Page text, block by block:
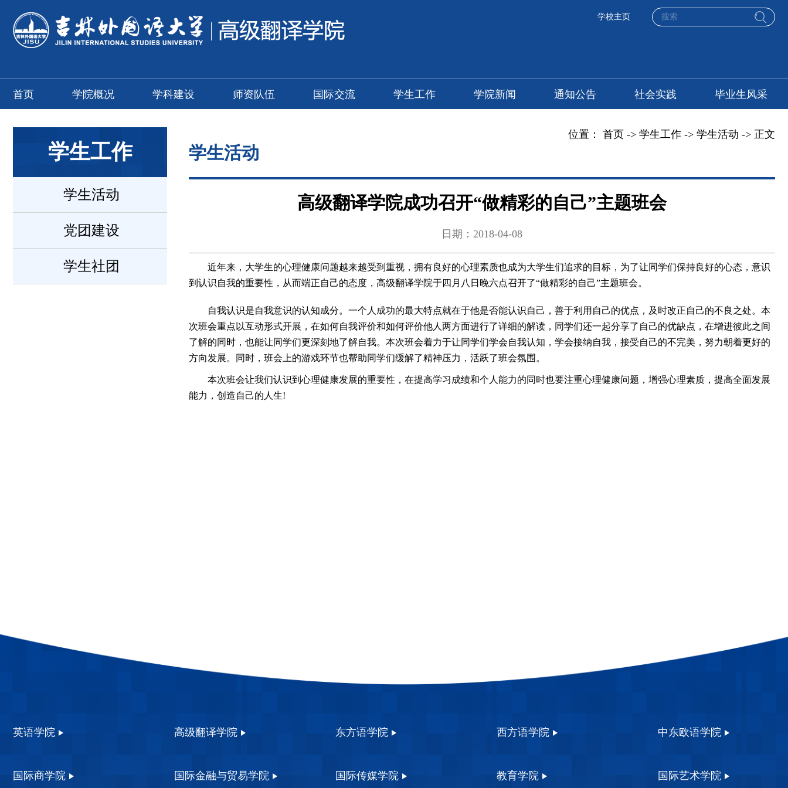
学校主页
首页 学院概况 学科建设 师资队伍 国际交流 学生工作 学院新闻 通知公告 社会实践 毕业生风采
学生工作
学生活动
党团建设
学生社团
位置： 首页 -> 学生工作 -> 学生活动 -> 正文
学生活动
高级翻译学院成功召开“做精彩的自己”主题班会
日期：2018-04-08
近年来，大学生的心理健康问题越来越受到重视，拥有良好的心理素质也成为大学生们追求的目标，为了让同学们保持良好的心态，意识
到认识自我的重要性，从而端正自己的态度，高级翻译学院于四月八日晚六点召开了“做精彩的自己”主题班会。
自我认识是自我意识的认知成分。一个人成功的最大特点就在于他是否能认识自己，善于利用自己的优点，及时改正自己的不良之处。本
次班会重点以互动形式开展，在如何自我评价和如何评价他人两方面进行了详细的解读，同学们还一起分享了自己的优缺点，在增进彼此之间
了解的同时，也能让同学们更深刻地了解自我。本次班会着力于让同学们学会自我认知，学会接纳自我，接受自己的不完美，努力朝着更好的
方向发展。同时，班会上的游戏环节也帮助同学们缓解了精神压力，活跃了班会氛围。
本次班会让我们认识到心理健康发展的重要性，在提高学习成绩和个人能力的同时也要注重心理健康问题，增强心理素质，提高全面发展
能力，创造自己的人生!
英语学院 高级翻译学院 东方语学院 西方语学院 中东欧语学院
国际商学院 国际金融与贸易学院 国际传媒学院 教育学院 国际艺术学院